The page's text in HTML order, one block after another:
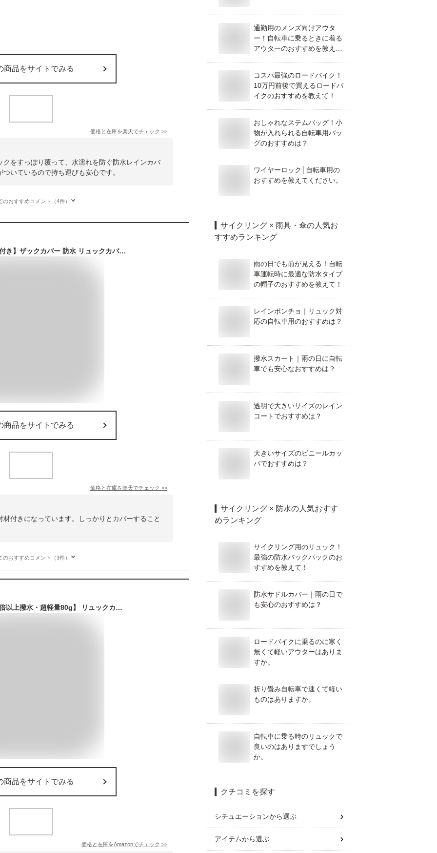
商品をサイトでみる
価格と在庫を楽天でチェック >>
をすっぽり覆って、水濡れを防ぐ防水レインカバ
いているので持ち運びも安心です。
のおすすめコメント（4件）
【楽天1位】【収納袋付き】ザックカバー 防水 リュックカバー レインカバー 十字ベルト ランドセルカバー バックパックカバー S M Lサイズ 撥水 反射材 通勤 通学 登山 自転車 雨よけ 雨具 梅雨対策 防災 アウトドア 軽量 20L 30L 35L 40L 55L 送料無料
商品をサイトでみる
価格と在庫を楽天でチェック >>
付きになっています。しっかりとカバーすること
のおすすめコメント（3件）
[SLEEPSINERO] 【2倍以上撥水・超軽量80g】 リュックカバー 防水 レインカバー 梅雨対策 落下防止 35－80L (M,ブラック)
商品をサイトでみる
価格と在庫をAmazonでチェック >>
通勤用のメンズ向けアウタ
ー！自転車に乗るときに着る
アウターのおすすめを教え
コスパ最強のロードバイク！
10万円前後で買えるロードバ
イクのおすすめを教えて！
おしゃれなステムバッグ！小
物が入れられる自転車用バッ
グのおすすめは？
ワイヤーロック│自転車用の
おすすめを教えてください。
サイクリング × 雨具・傘の人気お
すすめランキング
雨の日でも前が見える！自転
車運転時に最適な防水タイプ
の帽子のおすすめを教えて！
レインポンチョ｜リュック対
応の自転車用のおすすめは？
撥水スカート｜雨の日に自転
車でも安心なおすすめは？
透明で大きいサイズのレイン
コートでおすすめは？
大きいサイズのビニールカッ
パでおすすめは？
サイクリング × 防水の人気おすす
めランキング
サイクリング用のリュック！
最強の防水バックパックのお
すすめを教えて！
防水サドルカバー｜雨の日で
も安心のおすすめは？
ロードバイクに乗るのに寒く
無くて軽いアウターはありま
すか。
折り畳み自転車で速くて軽い
ものはありますか。
自転車に乗る時のリュックで
良いのはありますでしょう
か。
クチコミを探す
シチュエーションから選ぶ
アイテムから選ぶ